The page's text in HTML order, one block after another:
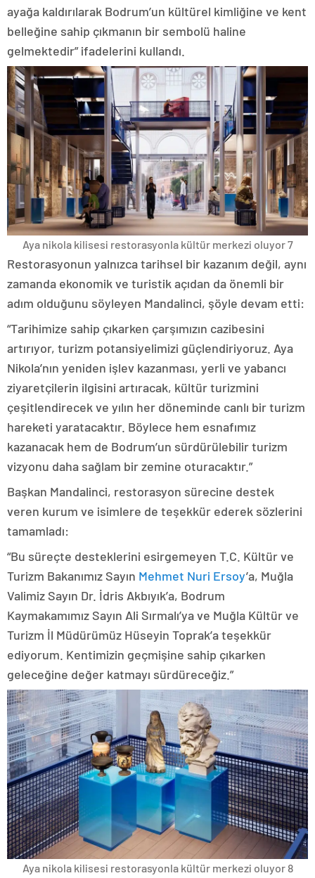
ayağa kaldırılarak Bodrum’un kültürel kimliğine ve kent
belleğine sahip çıkmanın bir sembolü haline
gelmektedir” ifadelerini kullandı.
Aya nikola kilisesi restorasyonla kültür merkezi oluyor 7
Restorasyonun yalnızca tarihsel bir kazanım değil, aynı
zamanda ekonomik ve turistik açıdan da önemli bir
adım olduğunu söyleyen Mandalinci, şöyle devam etti:
“Tarihimize sahip çıkarken çarşımızın cazibesini
artırıyor, turizm potansiyelimizi güçlendiriyoruz. Aya
Nikola’nın yeniden işlev kazanması, yerli ve yabancı
ziyaretçilerin ilgisini artıracak, kültür turizmini
çeşitlendirecek ve yılın her döneminde canlı bir turizm
hareketi yaratacaktır. Böylece hem esnafımız
kazanacak hem de Bodrum’un sürdürülebilir turizm
vizyonu daha sağlam bir zemine oturacaktır.”
Başkan Mandalinci, restorasyon sürecine destek
veren kurum ve isimlere de teşekkür ederek sözlerini
tamamladı:
“Bu süreçte desteklerini esirgemeyen T.C. Kültür ve
Turizm Bakanımız Sayın Mehmet Nuri Ersoy’a, Muğla
Valimiz Sayın Dr. İdris Akbıyık’a, Bodrum
Kaymakamımız Sayın Ali Sırmalı’ya ve Muğla Kültür ve
Turizm İl Müdürümüz Hüseyin Toprak’a teşekkür
ediyorum. Kentimizin geçmişine sahip çıkarken
geleceğine değer katmayı sürdüreceğiz.”
Aya nikola kilisesi restorasyonla kültür merkezi oluyor 8